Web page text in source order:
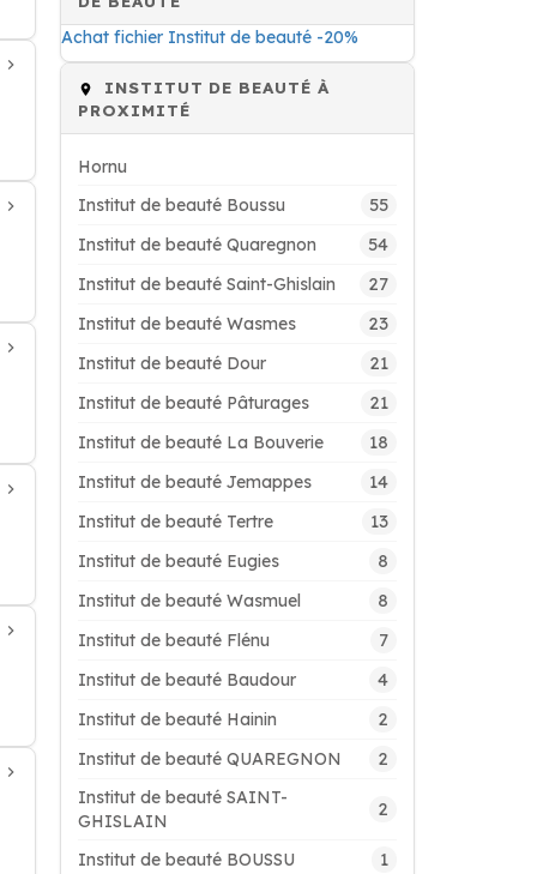
Achat fichier Institut de beauté -20%
INSTITUT DE BEAUTÉ À
PROXIMITÉ
Hornu
Institut de beauté Boussu
55
Institut de beauté Quaregnon 54
Institut de beauté Saint-Ghislain 27
Institut de beauté Wasmes 23
Institut de beauté Dour 21
Institut de beauté Pâturages 21
Institut de beauté La Bouverie 18
Institut de beauté Jemappes 14
Institut de beauté Tertre 13
Institut de beauté Eugies 8
Institut de beauté Wasmuel 8
Institut de beauté Flénu 7
Institut de beauté Baudour 4
Institut de beauté Hainin 2
Institut de beauté QUAREGNON 2
Institut de beauté SAINT-
GHISLAIN
2
Institut de beauté BOUSSU 1